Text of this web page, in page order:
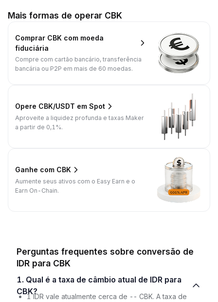
Mais formas de operar CBK
Comprar CBK com moeda
fiduciária
Compre com cartão bancário, transferência
bancária ou P2P em mais de 60 moedas.
Opere CBK/USDT em Spot
Aproveite a liquidez profunda e taxas Maker
a partir de 0,1%.
Ganhe com CBK
Aumente seus ativos com o Easy Earn e o
Earn On-Chain.
Perguntas frequentes sobre conversão de
IDR para CBK
1. Qual é a taxa de câmbio atual de IDR para
CBK?
1 IDR vale atualmente cerca de -- CBK. A taxa de